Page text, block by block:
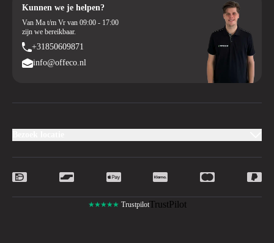
Kunnen we je helpen?
Van Ma t/m Vr van 09:00 - 17:00
zijn we bereikbaar.
+31850609871
info@offeco.nl
★★★★★ TrustpilotTrustPilot